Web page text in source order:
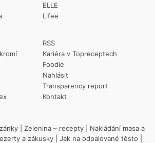
RSS
Kariéra v Topreceptech
Foodie
Nahlásit
Transparency report
Kontakt
ELLE
Lifee
Zelenina – recepty
Nakládání masa a
a zákusky Jak na odpalované těsto